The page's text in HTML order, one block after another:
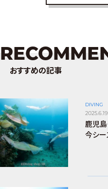
おすすめの記事
DIVING
2025.6.19
鹿児島
今シー